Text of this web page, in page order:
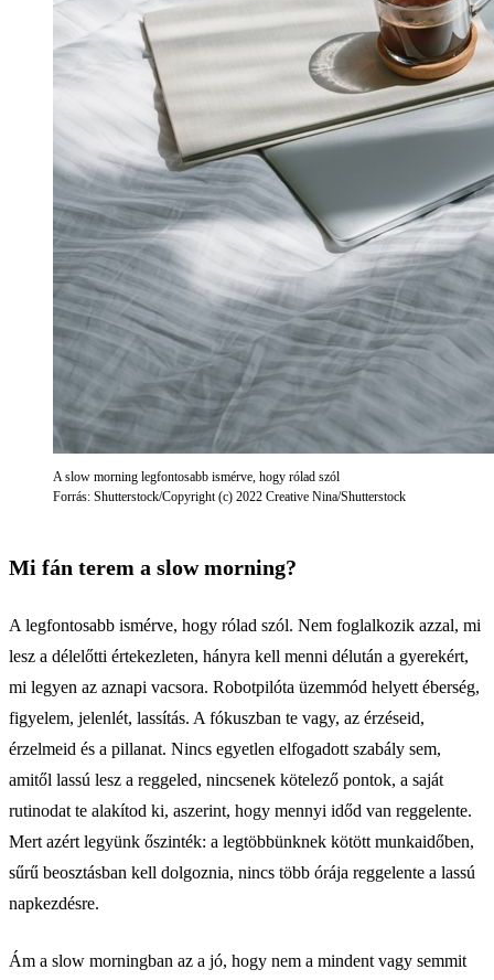
A slow morning legfontosabb ismérve, hogy rólad szól
Forrás: Shutterstock/Copyright (c) 2022 Creative Nina/Shutterstock
Mi fán terem a slow morning?
A legfontosabb ismérve, hogy rólad szól. Nem foglalkozik azzal, mi
lesz a délelőtti értekezleten, hányra kell menni délután a gyerekért,
mi legyen az aznapi vacsora. Robotpilóta üzemmód helyett éberség,
figyelem, jelenlét, lassítás. A fókuszban te vagy, az érzéseid,
érzelmeid és a pillanat. Nincs egyetlen elfogadott szabály sem,
amitől lassú lesz a reggeled, nincsenek kötelező pontok, a saját
rutinodat te alakítod ki, aszerint, hogy mennyi időd van reggelente.
Mert azért legyünk őszinték: a legtöbbünknek kötött munkaidőben,
sűrű beosztásban kell dolgoznia, nincs több órája reggelente a lassú
napkezdésre.
Ám a slow morningban az a jó, hogy nem a mindent vagy semmit